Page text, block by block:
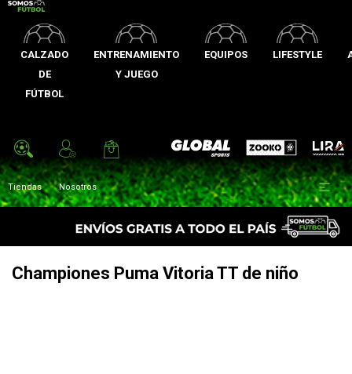
CALZADO
DE
FÚTBOL
ENTRENAMIENTO
Y JUEGO
EQUIPOS LIFESTYLE
Global Sports Zooko Lira
Tiendas Nosotros 
Championes Puma Vitoria TT de niño